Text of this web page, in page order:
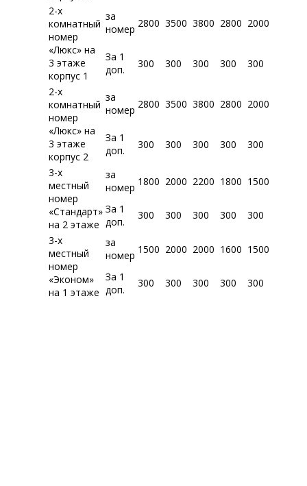
2-х
комнатный
номер
«Люкс» на
3 этаже
корпус 1
за
номер 2800 3500 3800 2800 2000
За 1
доп.
300 300 300 300 300
2-х
комнатный
номер
«Люкс» на
3 этаже
корпус 2
за
номер 2800 3500 3800 2800 2000
За 1
доп.
300 300 300 300 300
3-х
местный
номер
«Стандарт»
на 2 этаже
за
номер 1800 2000 2200 1800 1500
За 1
доп.
300 300 300 300
300
3-х
местный
номер
«Эконом»
на 1 этаже
за
номер 1500 2000 2000 1600 1500
За 1
доп.
300 300 300 300 300